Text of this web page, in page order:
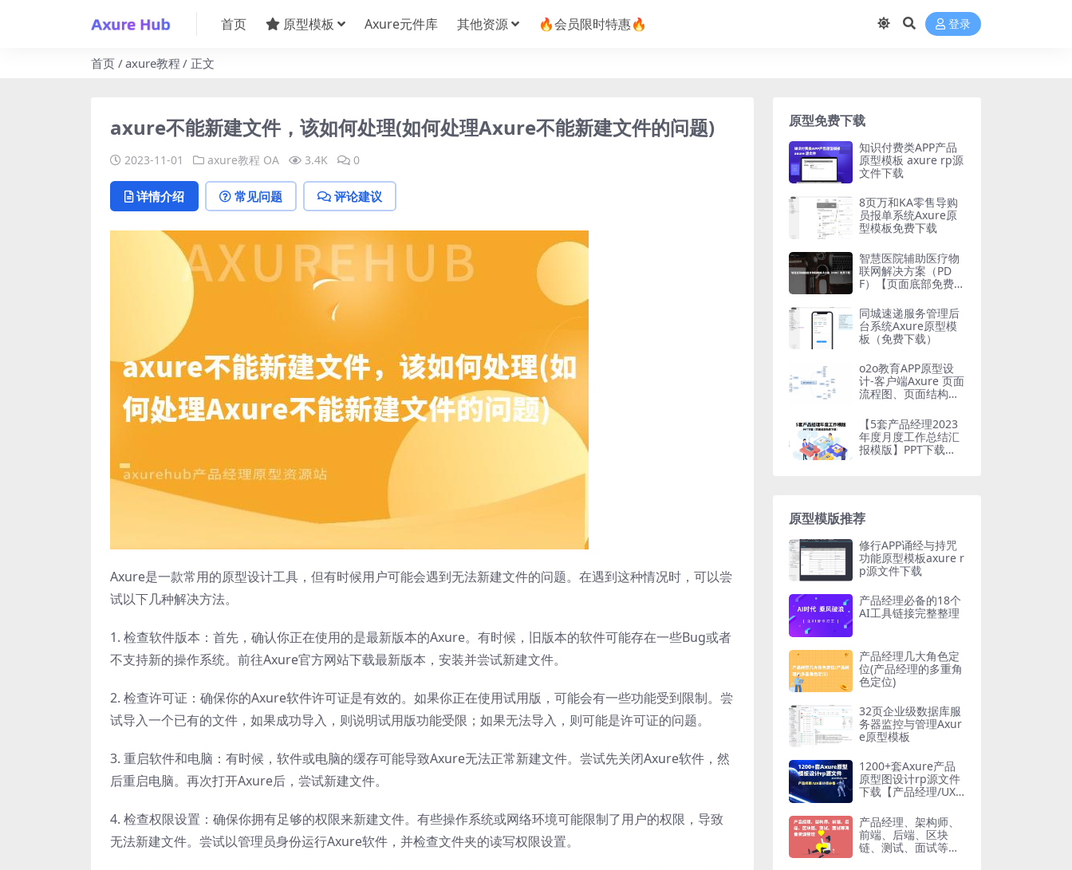
首页 原型模板 Axure元件库 其他资源 🔥会员限时特惠🔥 登录
首页 axure教程 正文
axure不能新建文件，该如何处理(如何处理Axure不能新建文件的问题)
2023-11-01 axure教程 OA 3.4K 0
详情介绍 常见问题 评论建议
Axure是一款常用的原型设计工具，但有时候用户可能会遇到无法新建文件的问题。在遇到这种情况时，可以尝
试以下几种解决方法。
1. 检查软件版本：首先，确认你正在使用的是最新版本的Axure。有时候，旧版本的软件可能存在一些Bug或者
不支持新的操作系统。前往Axure官方网站下载最新版本，安装并尝试新建文件。
2. 检查许可证：确保你的Axure软件许可证是有效的。如果你正在使用试用版，可能会有一些功能受到限制。尝
试导入一个已有的文件，如果成功导入，则说明试用版功能受限；如果无法导入，则可能是许可证的问题。
3. 重启软件和电脑：有时候，软件或电脑的缓存可能导致Axure无法正常新建文件。尝试先关闭Axure软件，然
后重启电脑。再次打开Axure后，尝试新建文件。
4. 检查权限设置：确保你拥有足够的权限来新建文件。有些操作系统或网络环境可能限制了用户的权限，导致
无法新建文件。尝试以管理员身份运行Axure软件，并检查文件夹的读写权限设置。
原型免费下载
知识付费类APP产品
原型模板 axure rp源
文件下载
8页万和KA零售导购
员报单系统Axure原
型模板免费下载
智慧医院辅助医疗物
联网解决方案（PD
F）【页面底部免费下
同城速递服务管理后
台系统Axure原型模
板（免费下载）
o2o教育APP原型设
计-客户端Axure 页面
流程图、页面结构
全局说明等-免费下载
【5套产品经理2023
年度月度工作总结汇
报模版】PPT下载
原型模版推荐
修行APP诵经与持咒
功能原型模板axure r
p源文件下载
产品经理必备的18个
AI工具链接完整整理
产品经理几大角色定
位(产品经理的多重角
色定位)
32页企业级数据库服
务器监控与管理Axur
e原型模板
1200+套Axure产品
原型图设计rp源文件
下载【产品经理/UX
产品经理、架构师、
前端、后端、区块
链、测试、面试等海